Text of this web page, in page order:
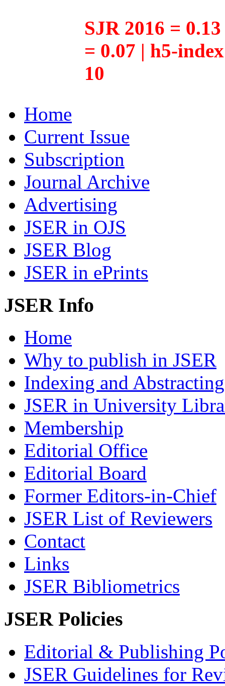
SJR 2016 =
= 0.07 | h5-
10
Home
Current Issue
Subscription
Journal Archive
Advertising
JSER in OJS
JSER Blog
JSER in ePrints
JSER Info
Home
Why to publish in JSER
Indexing and Abstracting
JSER in University
Membership
Editorial Office
Editorial Board
Former Editors-in-Chief
JSER List of Reviewers
Contact
Links
JSER Bibliometrics
JSER Policies
Editorial & Publishing
JSER Guidelines for